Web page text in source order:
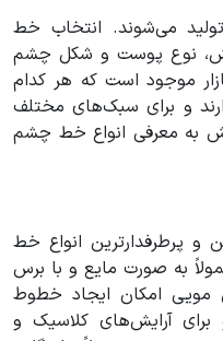
می‌شوند. انتخاب خط
نوع پوست و شکل چشم
موجود است که هر کدام
و برای سبک‌های مختلف
به معرفی انواع خط چشم
پرطرفدارترین انواع خط
به صورت مایع و با برس
امکان ایجاد خطوط
آرایش‌های کلاسیک و